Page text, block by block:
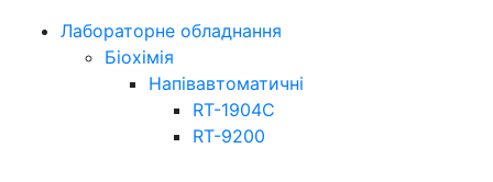
Лабораторне обладнання
Біохімія
Напівавтоматичні
RT-1904C
RT-9200